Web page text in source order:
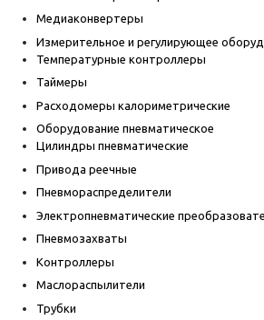
Медиаконвертеры
Измерительное и регулирующее
Температурные контроллеры
Таймеры
Расходомеры калориметрические
Оборудование пневматическое
Цилиндры пневматические
Привода реечные
Пневмораспределители
Электропневматические
Пневмозахваты
Контроллеры
Маслораспылители
Трубки